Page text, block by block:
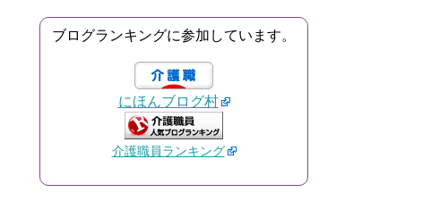
ブログランキングに参加しています。
にほんブログ村
介護職員ランキング